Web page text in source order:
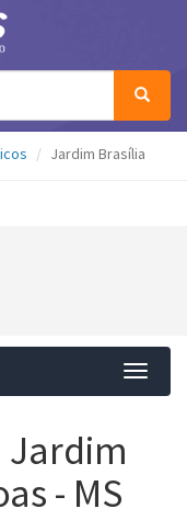
Jardim Brasília
Jardim
- MS